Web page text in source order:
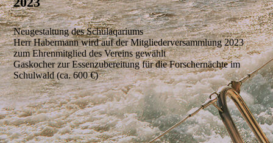
Neugestaltung des Schulaqariums
Herr Habermann wird auf der Mitgliederversammlung 2023
zum Ehrenmitglied des Vereins gewählt
Gaskocher zur Essenzubereitung für die Forschernächte im
Schulwald (ca. 600 €)